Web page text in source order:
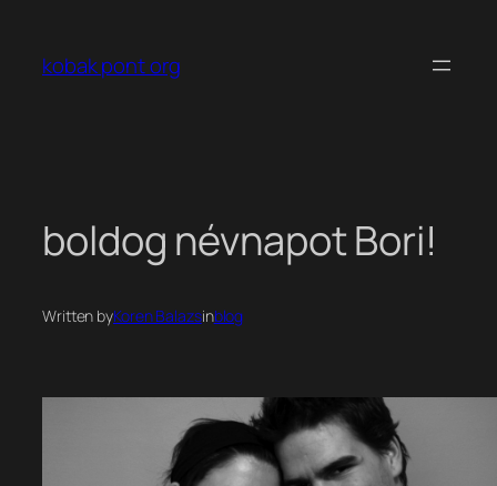
tartalomhoz
kobak pont org
boldog névnapot Bori!
Written byKoren Balazsinblog